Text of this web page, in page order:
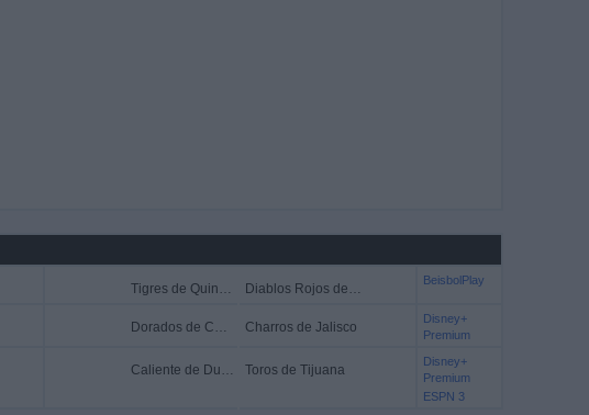
Tigres de Quintana Roo Diablos Rojos del México
BeisbolPlay
Dorados de Chihuahua Charros de Jalisco
Disney+
Premium
Caliente de Durango Toros de Tijuana
Disney+
Premium
ESPN 3